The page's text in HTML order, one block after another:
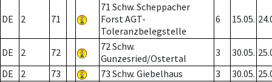
DE 2 71
71 Schw. Scheppacher
Forst AGT-
Toleranzbelegstelle
6 15.05.
DE 2 72
72 Schw.
Gunzesried/Ostertal
3 30.05.
DE
2 73 73 Schw. Giebelhaus 3 30.05.